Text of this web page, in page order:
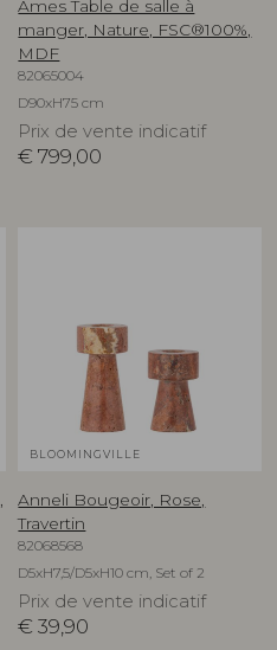
Ames Table de salle à
manger, Nature, FSC®100%,
MDF
82065004
D90xH75 cm
Prix de vente indicatif
€ 799,00
BLOOMINGVILLE
Anneli Bougeoir, Rose,
Travertin
82068568
D5xH7,5/D5xH10 cm, Set of 2
Prix de vente indicatif
€ 39,90